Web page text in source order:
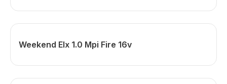
Weekend Elx 1.0 Mpi Fire 16v